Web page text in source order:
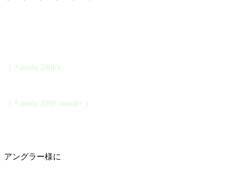
（＊anolu 200F)
（＊anolu 200F sound+ )
アングラー様に